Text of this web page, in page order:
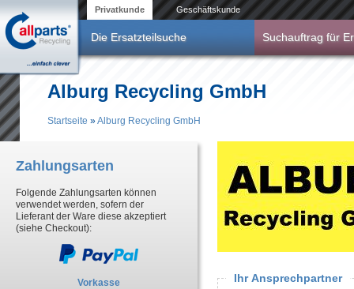
Privatkunde Geschäftskunde
Die Ersatzteilsuche Suchauftrag für
Alburg Recycling GmbH
Startseite »Alburg Recycling GmbH
Ihr Ansprechpartner
Zahlungsarten
Folgende Zahlungsarten können
verwendet werden, sofern der
Lieferant der Ware diese akzeptiert
(siehe Checkout):
Vorkasse